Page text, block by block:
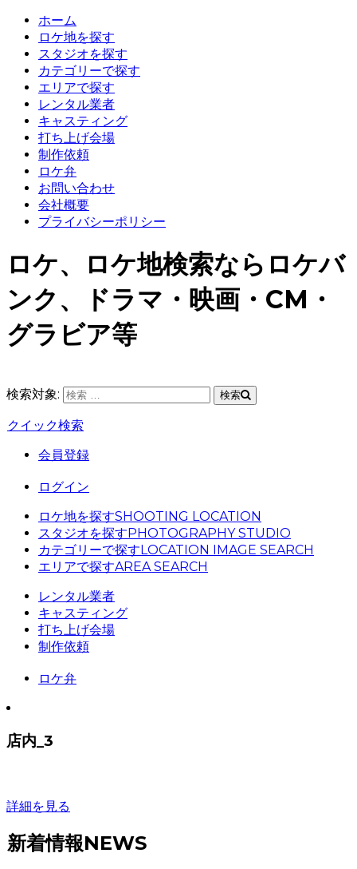
ホーム
ロケ地を探す
スタジオを探す
カテゴリーで探す
エリアで探す
レンタル業者
キャスティング
打ち上げ会場
制作依頼
ロケ弁
お問い合わせ
会社概要
プライバシーポリシー
ロケ、ロケ地検索ならロケバ
ンク、ドラマ・映画・CM・
グラビア等
検索対象: 検索
クイック検索
会員登録
ログイン
ロケ地を探すSHOOTING LOCATION
スタジオを探すPHOTOGRAPHY STUDIO
カテゴリーで探すLOCATION IMAGE SEARCH
エリアで探すAREA SEARCH
レンタル業者
キャスティング
打ち上げ会場
制作依頼
ロケ弁
店内_3
詳細を見る
新着情報NEWS